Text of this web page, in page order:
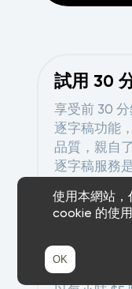
試用 30
享受前 30
逐字稿功能
品質，親自
逐字稿服務
額外的逐
使用本網站
cookie 的使用
OK